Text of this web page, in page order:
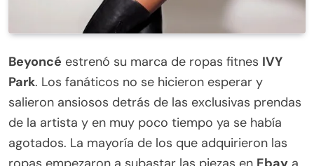
Beyoncé estrenó su marca de ropas fitnes IVY
Park. Los fanáticos no se hicieron esperar y
salieron ansiosos detrás de las exclusivas prendas
de la artista y en muy poco tiempo ya se había
agotados. La mayoría de los que adquirieron las